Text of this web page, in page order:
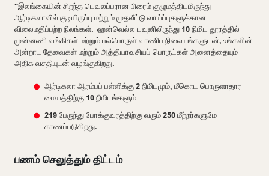
"இலங்கையின் சிறந்த டெவலப்பரான பிரைம் குழுமத்திடமிருந்து
ஆர்டிகலாவில் குடியிருப்பு மற்றும் முதலீட்டு வாய்ப்புகளுக்கான
விலைமதிப்பற்ற நிலங்கள். ஹன்வெல்ல டவுனிலிருந்து 10 நிமிட தூரத்தில்
முன்னணி வங்கிகள் மற்றும் பல்பொருள் வாணிப நிலையங்களுடன், உங்களின்
அன்றாட தேவைகள் மற்றும் அத்தியாவசியப் பொருட்கள் அனைத்தையும்
அதிக வசதியுடன் வழங்குகிறது.
ஆர்டிகலா ஆரம்பப் பள்ளிக்கு 2 நிமிடமும், மீகொட பொருளாதார
மையத்திற்கு 10 நிமிடங்களும்
219 பேருந்து போக்குவரத்திற்கு வரும் 250 மீற்றர்களுமே
காணப்படுகிறது.
பணம் செலுத்தும் திட்டம்